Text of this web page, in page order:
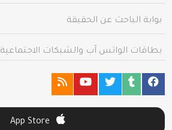
بوابة الباحث عن الحقيقة
بطاقات الواتس آب والشبكات الاجتماعية